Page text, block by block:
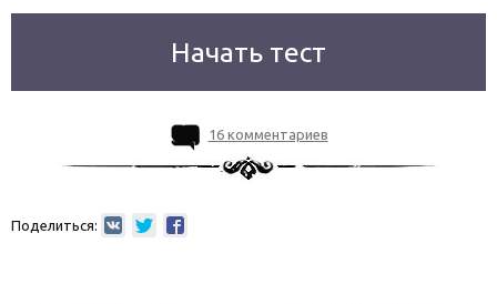
Начать тест
16 комментариев
Поделиться: